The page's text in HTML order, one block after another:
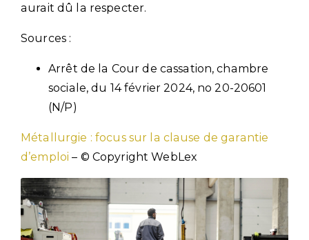
aurait dû la respecter.
Sources :
Arrêt de la Cour de cassation, chambre
sociale, du 14 février 2024, no 20-20601
(N/P)
Métallurgie : focus sur la clause de garantie
d’emploi – © Copyright WebLex